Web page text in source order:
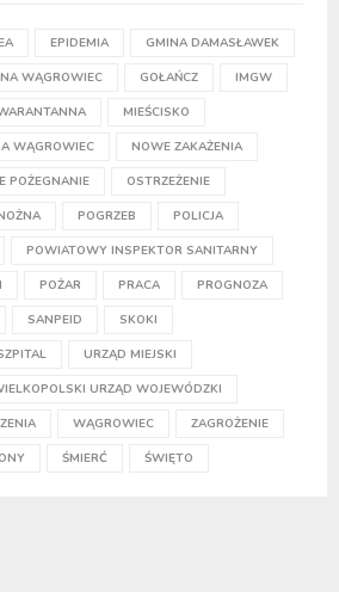
EPIDEMIA GMINA DAMASŁAWEK
WĄGROWIEC GOŁAŃCZ IMGW
MIEŚCISKO
WĄGROWIEC NOWE ZAKAŻENIA
POŻEGNANIE OSTRZEŻENIE
POGRZEB POLICJA
POWIATOWY INSPEKTOR SANITARNY
POŻAR PRACA PROGNOZA
SANPEID SKOKI
URZĄD MIEJSKI
URZĄD WOJEWÓDZKI
WĄGROWIEC ZAGROŻENIE
ŚMIERĆ ŚWIĘTO